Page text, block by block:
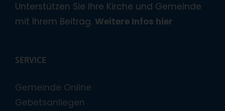
Unterstützen Sie Ihre Kirche und Gemeinde
mit Ihrem Beitrag. Weitere Infos hier
SERVICE
Gemeinde Online
Gebetsanliegen